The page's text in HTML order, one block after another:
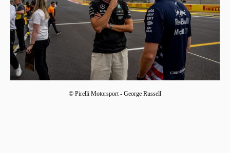
© Pirelli Motorsport - George Russell